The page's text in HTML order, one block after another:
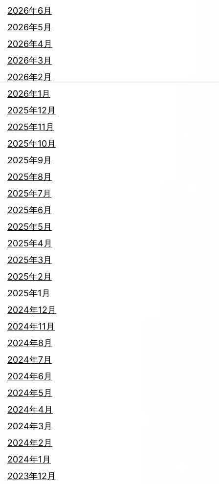
2026年6月
2026年5月
2026年4月
2026年3月
2026年2月
2026年1月
2025年12月
2025年11月
2025年10月
2025年9月
2025年8月
2025年7月
2025年6月
2025年5月
2025年4月
2025年3月
2025年2月
2025年1月
2024年12月
2024年11月
2024年8月
2024年7月
2024年6月
2024年5月
2024年4月
2024年3月
2024年2月
2024年1月
2023年12月